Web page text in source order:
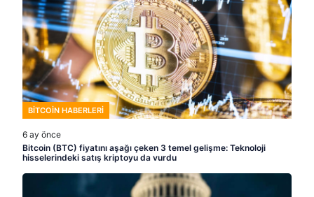
BITCOIN HABERLERI
6 ay önce
Bitcoin (BTC) fiyatını aşağı çeken 3 temel gelişme: Teknoloji
hisselerindeki satış kriptoyu da vurdu